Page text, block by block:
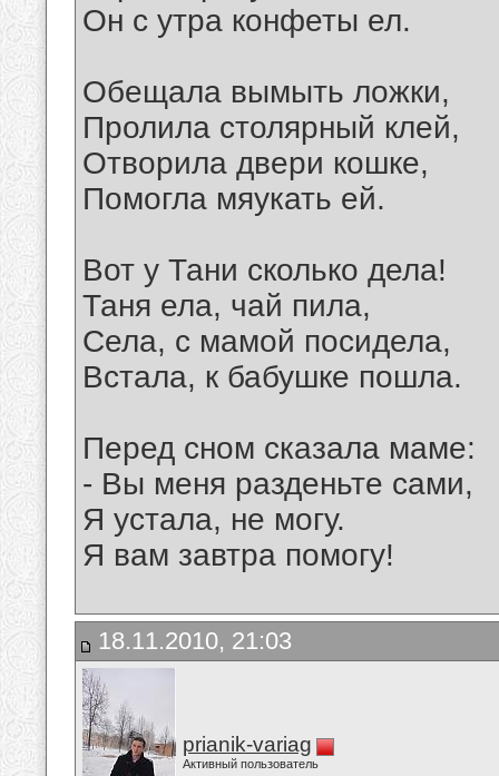
Он с утра конфеты ел.
Обещала вымыть ложки,
Пролила столярный клей,
Отворила двери кошке,
Помогла мяукать ей.
Вот у Тани сколько дела!
Таня ела, чай пила,
Села, с мамой посидела,
Встала, к бабушке пошла.
Перед сном сказала маме:
- Вы меня разденьте сами,
Я устала, не могу.
Я вам завтра помогу!
18.11.2010, 21:03
prianik-variag
Активный пользователь